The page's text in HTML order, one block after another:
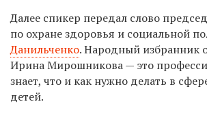
Далее спикер передал слово
по охране здоровья и социальной
Данильченко. Народный избранник
Ирина Мирошникова — это
знает, что и как нужно делать в
детей.